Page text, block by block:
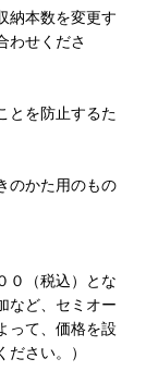
納本数を変更す
わせくださ
とを防止するた
のかた用のもの
０（税込）とな
など、セミオー
って、価格を設
さい。）